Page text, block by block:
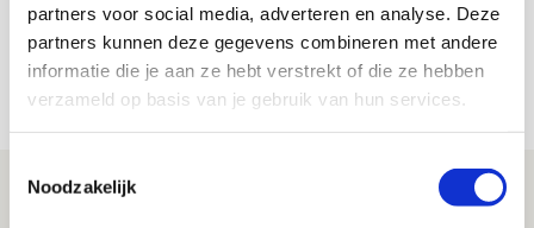
partners voor social media, adverteren en analyse. Deze
partners kunnen deze gegevens combineren met andere
informatie die je aan ze hebt verstrekt of die ze hebben
verzameld op basis van je gebruik van hun services.
Noodzakelijk
Míchels elf: met welke formatie begin
jij aan nieuw eredivisieseizoen?
08 AUGUSTUS 2026 - 11:34
Spelen bij Jong Ajax of Ajax 1? Dat